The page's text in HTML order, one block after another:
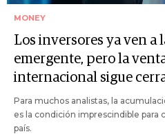
MONEY
Los inversores ya ven a
emergente, pero la
internacional sigue
Para muchos analistas, la
es la condición imprescindible para
país.